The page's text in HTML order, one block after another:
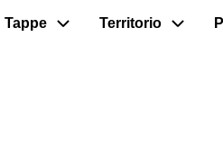
Tappe Territorio